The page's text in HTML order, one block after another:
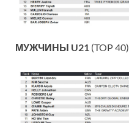
МУЖЧИНЫ U21 (TOP 40)